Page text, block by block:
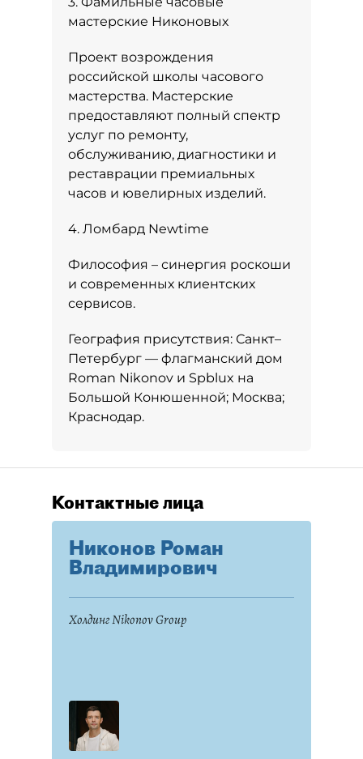
мастерские Никоновых
Проект возрождения
российской школы часового
мастерства. Мастерские
предоставляют полный спектр
услуг по ремонту,
обслуживанию, диагностики и
реставрации премиальных
часов и ювелирных изделий.
4. Ломбард Newtime
Философия – синергия роскоши
и современных клиентских
сервисов.
География присутствия: Санкт–
Петербург — флагманский дом
Roman Nikonov и Spblux на
Большой Конюшенной; Москва;
Краснодар.
Контактные лица
Никонов Роман
Владимирович
Холдинг Nikonov Group